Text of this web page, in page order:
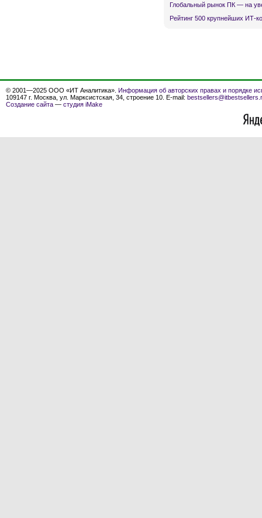
Глобальный рынок ПК — на
Рейтинг 500 крупнейших ИТ-
© 2001—2025 ООО «ИТ Аналитика». Информация об авторских правах и порядке
109147 г. Москва, ул. Марксистская, 34, строение 10. E-mail:
Создание сайта — студия iMake